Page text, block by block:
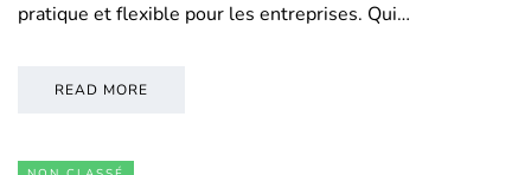
pratique et flexible pour les entreprises. Qui…
READ MORE